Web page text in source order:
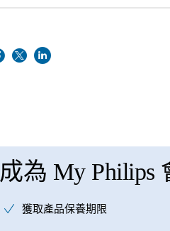
成為 My Philips
獲取產品保養期限